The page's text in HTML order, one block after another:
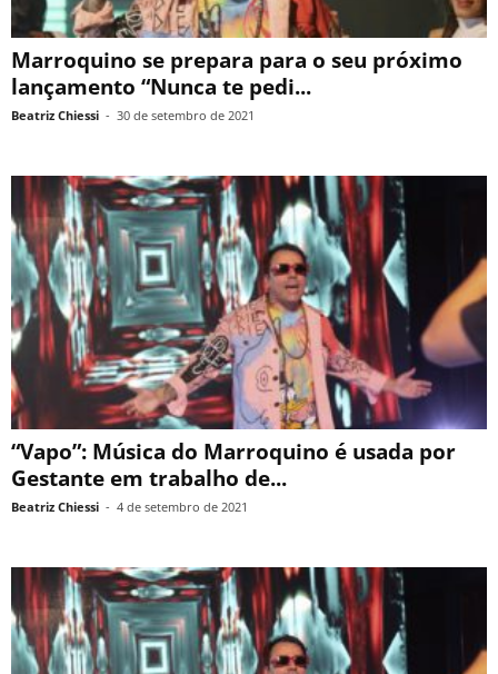
Marroquino se prepara para o seu próximo
lançamento “Nunca te pedi...
Beatriz Chiessi - 30 de setembro de 2021
“Vapo”: Música do Marroquino é usada por
Gestante em trabalho de...
Beatriz Chiessi - 4 de setembro de 2021